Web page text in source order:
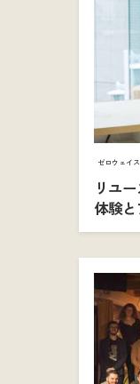
ゼロウェイ
リユ
体験